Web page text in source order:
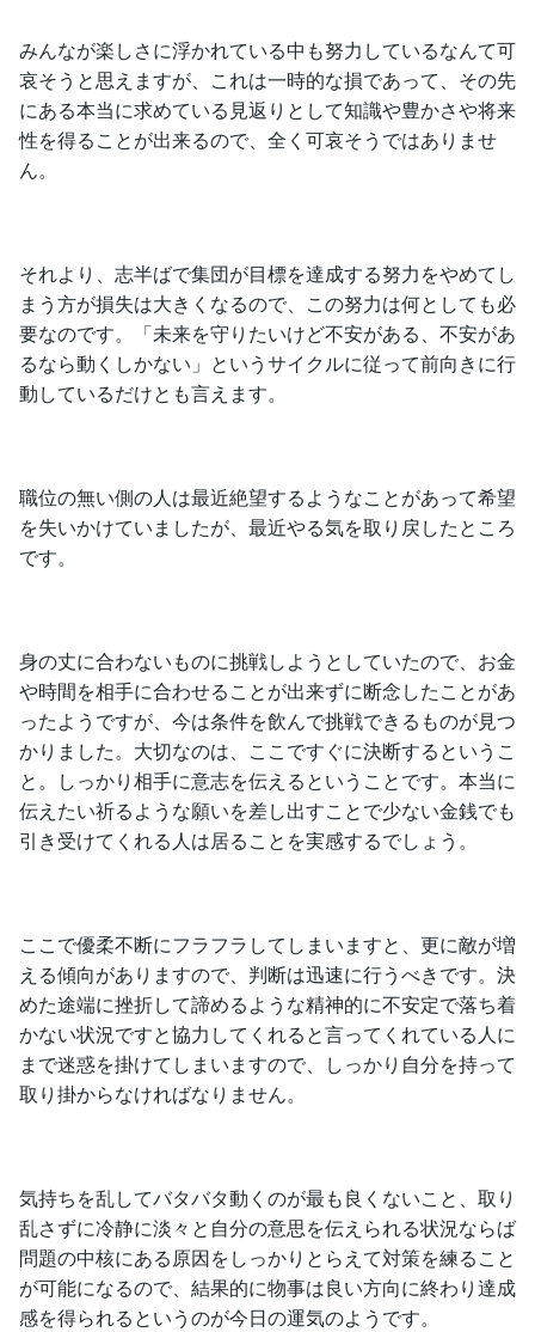
みんなが楽しさに浮かれている中も努力しているなんて可
哀そうと思えますが、これは一時的な損であって、その先
にある本当に求めている見返りとして知識や豊かさや将来
性を得ることが出来るので、全く可哀そうではありませ
ん。
それより、志半ばで集団が目標を達成する努力をやめてし
まう方が損失は大きくなるので、この努力は何としても必
要なのです。「未来を守りたいけど不安がある、不安があ
るなら動くしかない」というサイクルに従って前向きに行
動しているだけとも言えます。
職位の無い側の人は最近絶望するようなことがあって希望
を失いかけていましたが、最近やる気を取り戻したところ
です。
身の丈に合わないものに挑戦しようとしていたので、お金
や時間を相手に合わせることが出来ずに断念したことがあ
ったようですが、今は条件を飲んで挑戦できるものが見つ
かりました。大切なのは、ここですぐに決断するというこ
と。しっかり相手に意志を伝えるということです。本当に
伝えたい祈るような願いを差し出すことで少ない金銭でも
引き受けてくれる人は居ることを実感するでしょう。
ここで優柔不断にフラフラしてしまいますと、更に敵が増
える傾向がありますので、判断は迅速に行うべきです。決
めた途端に挫折して諦めるような精神的に不安定で落ち着
かない状況ですと協力してくれると言ってくれている人に
まで迷惑を掛けてしまいますので、しっかり自分を持って
取り掛からなければなりません。
気持ちを乱してバタバタ動くのが最も良くないこと、取り
乱さずに冷静に淡々と自分の意思を伝えられる状況ならば
問題の中核にある原因をしっかりとらえて対策を練ること
が可能になるので、結果的に物事は良い方向に終わり達成
感を得られるというのが今日の運気のようです。